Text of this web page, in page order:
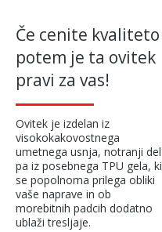
Če cenite kvaliteto
potem je ta ovitek
pravi za vas!
Ovitek je izdelan iz
visokokakovostnega
umetnega usnja, notranji del
pa iz posebnega TPU gela, ki
se popolnoma prilega obliki
vaše naprave in ob
morebitnih padcih dodatno
ublaži tresljaje.